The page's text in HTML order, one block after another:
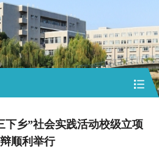
下乡”社会实践活动校级立项
顺利举行